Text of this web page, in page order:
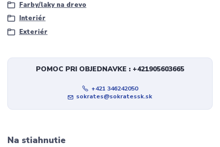
Farby/laky na drevo
Interiér
Exteriér
POMOC PRI OBJEDNAVKE : +421905603665
+421 346242050
sokrates@sokratessk.sk
Na stiahnutie